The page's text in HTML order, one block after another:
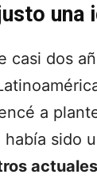
una
casi dos
a
había sido